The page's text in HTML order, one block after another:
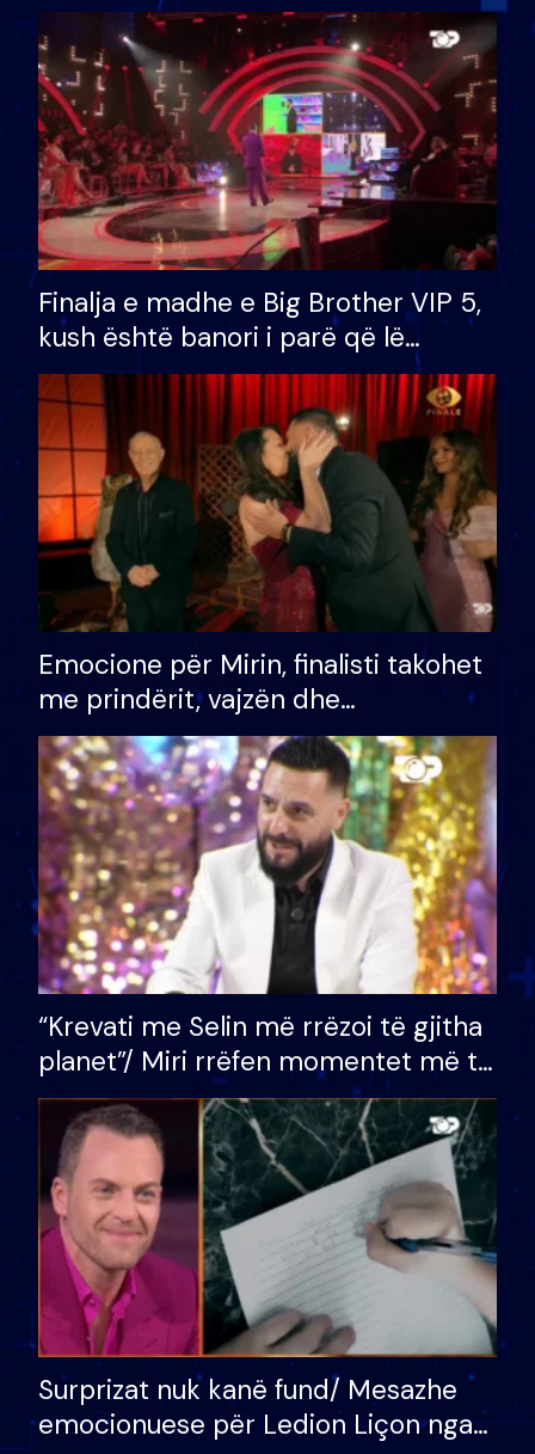
Finalja e madhe e Big Brother VIP 5,
kush është banori i parë që lë
shtëpinë dhe humb mundësinë për
të fituar çmimin e madh
Emocione për Mirin, finalisti takohet
me prindërit, vajzën dhe
bashkëshorten: S’kemi ndonjë letër
divorci apo jo?
“Krevati me Selin më rrëzoi të gjitha
planet”/ Miri rrëfen momentet më të
bukura në shtëpinë e BB VIP: Do më
mungojë zilja e mëngjesit kur…
Surprizat nuk kanë fund/ Mesazhe
emocionuese për Ledion Liçon nga